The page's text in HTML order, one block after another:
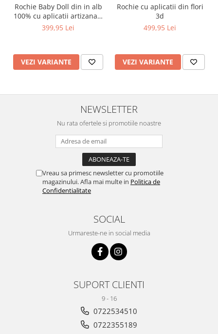
Rochie Baby Doll din in alb
100% cu aplicatii artizanale
maci rosii
399,95 Lei
VEZI VARIANTE
Rochie cu aplicatii din flori
3d
499,95 Lei
VEZI VARIANTE
NEWSLETTER
Nu rata ofertele si promotiile noastre
Vreau sa primesc newsletter cu promotiile
magazinului. Afla mai multe in Politica de
Confidentialitate
SOCIAL
Urmareste-ne in social media
SUPORT CLIENTI
9 - 16
0722534510
0722355189